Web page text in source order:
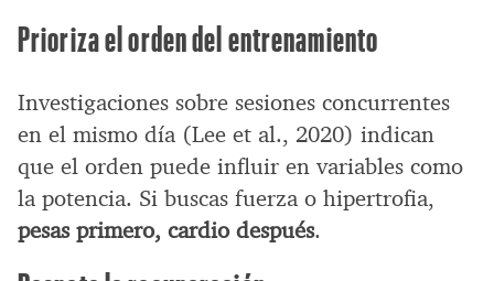
Prioriza el orden del entrenamiento
Investigaciones sobre sesiones concurrentes
en el mismo día (Lee et al., 2020) indican
que el orden puede influir en variables como
la potencia. Si buscas fuerza o hipertrofia,
pesas primero, cardio después.